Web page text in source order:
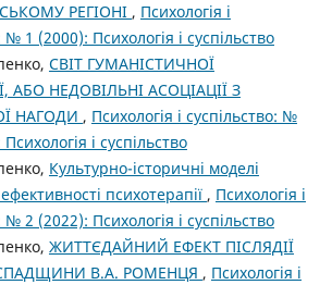
РЕГІОНІ , Психологія і
№ 1 (2000): Психологія і суспільство
СВІТ ГУМАНІСТИЧНОЇ
АБО НЕДОВІЛЬНІ АСОЦІАЦІЇ З
НАГОДИ , Психологія і суспільство: №
і суспільство
Культурно-історичні моделі
психотерапії , Психологія і
№ 2 (2022): Психологія і суспільство
ЖИТТЄДАЙНИЙ ЕФЕКТ ПІСЛЯДІЇ
В.А. РОМЕНЦЯ , Психологія і